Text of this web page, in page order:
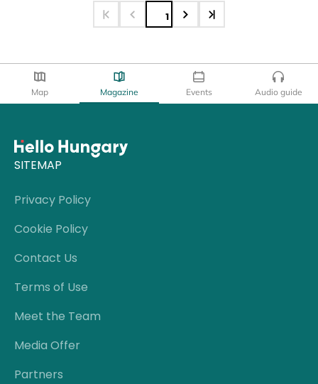
1
Map Magazine Events Audio guide
SITEMAP
Privacy Policy
Cookie Policy
Contact Us
Terms of Use
Meet the Team
Media Offer
Partners